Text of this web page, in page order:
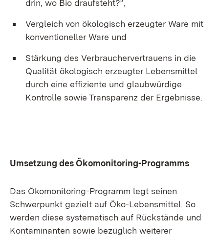
drin, wo Bio draufsteht?“,
Vergleich von ökologisch erzeugter Ware mit
konventioneller Ware und
Stärkung des Verbrauchervertrauens in die
Qualität ökologisch erzeugter Lebensmittel
durch eine effiziente und glaubwürdige
Kontrolle sowie Transparenz der Ergebnisse.
Umsetzung des Ökomonitoring-Programms
Das Ökomonitoring-Programm legt seinen
Schwerpunkt gezielt auf Öko-Lebensmittel. So
werden diese systematisch auf Rückstände und
Kontaminanten sowie bezüglich weiterer